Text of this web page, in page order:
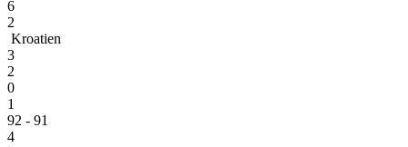
6
2
Kroatien
3
2
0
1
92 - 91
4